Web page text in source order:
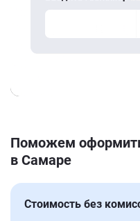
Поможем
в Самаре
Стоимость без